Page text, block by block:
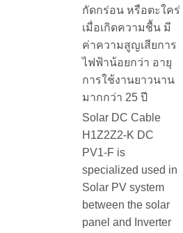
กัดกร่อน หรือตะใคร่
เมื่อเกิดความชื้น มี
ค่าความสูญเสียการ
ไฟฟ้าน้อยกว่า อายุ
การใช้งานยาวนาน
มากกว่า 25 ปี
Solar DC Cable
H1Z2Z2-K DC
PV1-F is
specialized used in
Solar PV system
between the solar
panel and Inverter